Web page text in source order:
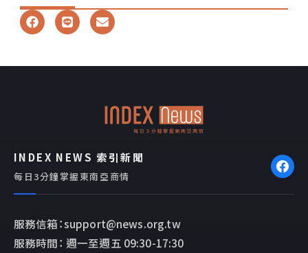
F
a
b
L
i
E
n
l
INDEX NEWS 索引新聞
每日3分鐘掌握東南亞商情
服務信箱：support@news.org.tw
服務時間： 週一至週五 09:30-17:30